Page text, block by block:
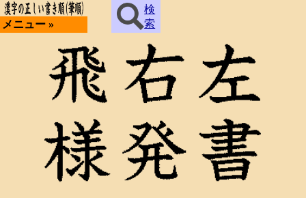
メニュー »
検
索